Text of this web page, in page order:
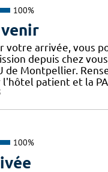
100%
votre arrivée, vous
depuis chez
de Montpellier.
patient et la
100%